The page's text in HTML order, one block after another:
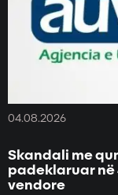
04.08.2026
Skandali me
padeklaruar në
vendore